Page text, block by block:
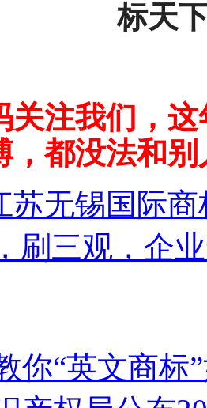
标天
关注我们，
，都没法和
苏无锡国际
刷三观，企
你“英文商标